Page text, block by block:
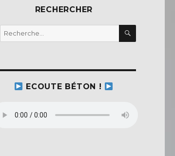
RECHERCHER
Recherche
pour :
ECOUTE BÉTON !